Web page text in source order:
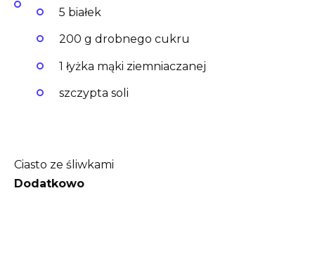
5 białek
200 g drobnego cukru
1 łyżka mąki ziemniaczanej
szczypta soli
Ciasto ze śliwkami
Dodatkowo